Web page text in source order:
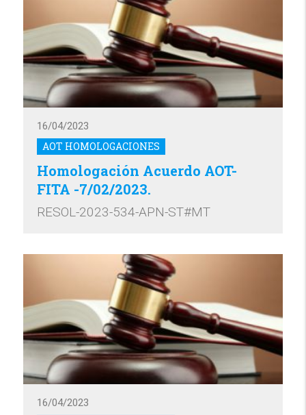
AOT HOMOLOGACIONES
16/04/2023
Homologación Acuerdo AOT-
FITA -7/02/2023.
RESOL-2023-534-APN-ST#MT
16/04/2023